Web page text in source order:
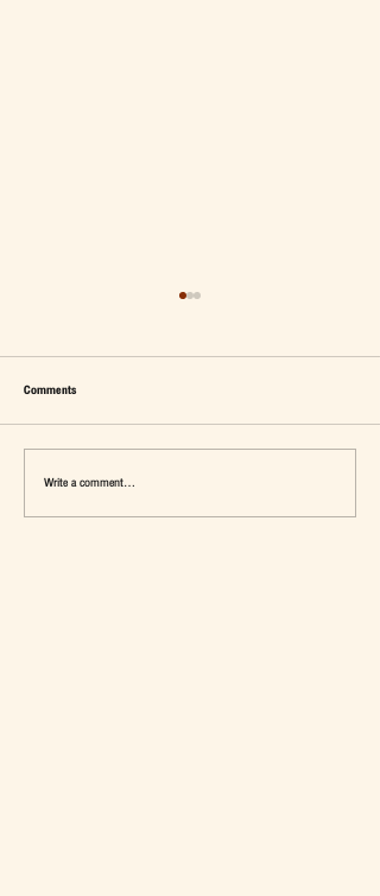
เมื่อ Self-concept ถูกเติมเต็ม Fashion อาจ
จะไม่ใช่คำตอบ
Comments
Write a comment...